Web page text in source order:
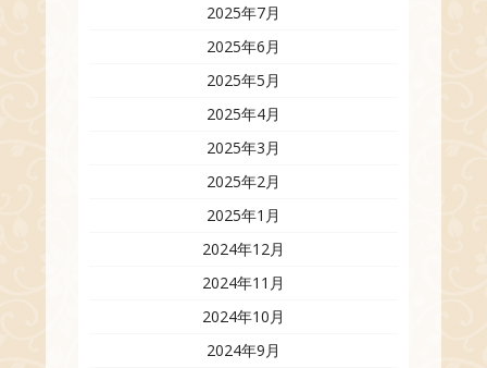
2025年7月
2025年6月
2025年5月
2025年4月
2025年3月
2025年2月
2025年1月
2024年12月
2024年11月
2024年10月
2024年9月